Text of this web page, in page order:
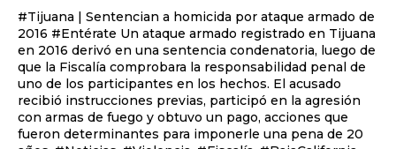
#Tijuana | Sentencian a homicida por ataque armado de
2016 #Entérate Un ataque armado registrado en Tijuana
en 2016 derivó en una sentencia condenatoria, luego de
que la Fiscalía comprobara la responsabilidad penal de
uno de los participantes en los hechos. El acusado
recibió instrucciones previas, participó en la agresión
con armas de fuego y obtuvo un pago, acciones que
fueron determinantes para imponerle una pena de 20